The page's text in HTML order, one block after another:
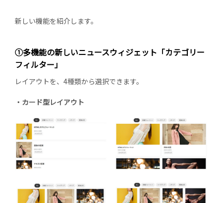
新しい機能を紹介します。
①多機能の新しいニュースウィジェット「カテゴリー
フィルター」
レイアウトを、4種類から選択できます。
・カード型レイアウト